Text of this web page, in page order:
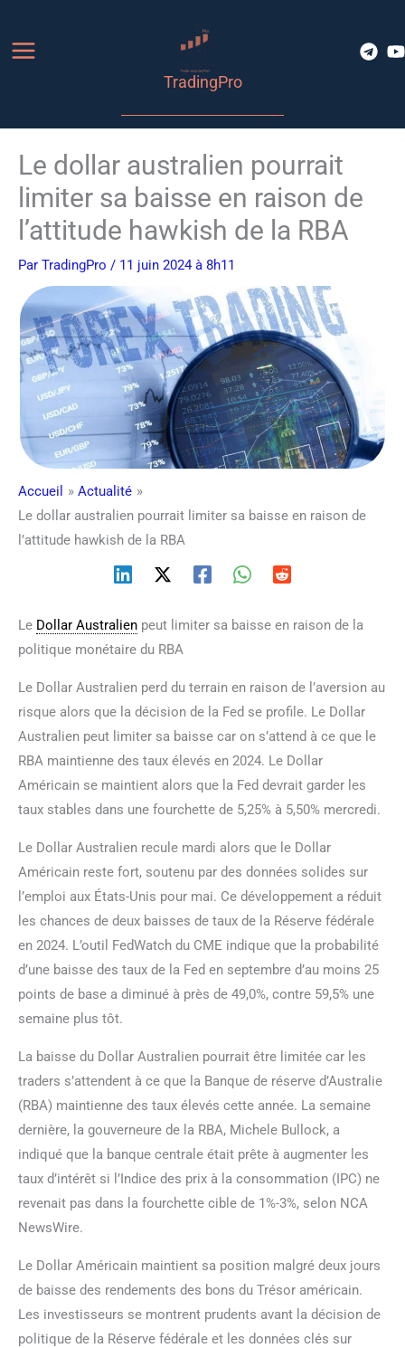
contenu
TradingPro
Le dollar australien pourrait
limiter sa baisse en raison de
l’attitude hawkish de la RBA
Par TradingPro / 11 juin 2024 à 8h11
Accueil
Actualité
Le dollar australien pourrait limiter sa baisse en raison de
l’attitude hawkish de la RBA
Le Dollar Australien peut limiter sa baisse en raison de la
politique monétaire du RBA
Le Dollar Australien perd du terrain en raison de l’aversion au
risque alors que la décision de la Fed se profile. Le Dollar
Australien peut limiter sa baisse car on s’attend à ce que le
RBA maintienne des taux élevés en 2024. Le Dollar
Américain se maintient alors que la Fed devrait garder les
taux stables dans une fourchette de 5,25% à 5,50% mercredi.
Le Dollar Australien recule mardi alors que le Dollar
Américain reste fort, soutenu par des données solides sur
l’emploi aux États-Unis pour mai. Ce développement a réduit
les chances de deux baisses de taux de la Réserve fédérale
en 2024. L’outil FedWatch du CME indique que la probabilité
d’une baisse des taux de la Fed en septembre d’au moins 25
points de base a diminué à près de 49,0%, contre 59,5% une
semaine plus tôt.
La baisse du Dollar Australien pourrait être limitée car les
traders s’attendent à ce que la Banque de réserve d’Australie
(RBA) maintienne des taux élevés cette année. La semaine
dernière, la gouverneure de la RBA, Michele Bullock, a
indiqué que la banque centrale était prête à augmenter les
taux d’intérêt si l’Indice des prix à la consommation (IPC) ne
revenait pas dans la fourchette cible de 1%-3%, selon NCA
NewsWire.
Le Dollar Américain maintient sa position malgré deux jours
de baisse des rendements des bons du Trésor américain.
Les investisseurs se montrent prudents avant la décision de
politique de la Réserve fédérale et les données clés sur